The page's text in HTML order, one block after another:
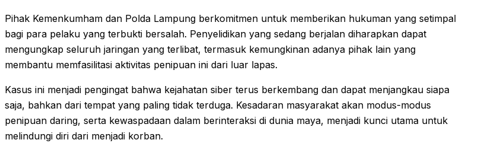
Pihak Kemenkumham dan Polda Lampung berkomitmen untuk memberikan hukuman yang setimpal
bagi para pelaku yang terbukti bersalah. Penyelidikan yang sedang berjalan diharapkan dapat
mengungkap seluruh jaringan yang terlibat, termasuk kemungkinan adanya pihak lain yang
membantu memfasilitasi aktivitas penipuan ini dari luar lapas.
Kasus ini menjadi pengingat bahwa kejahatan siber terus berkembang dan dapat menjangkau siapa
saja, bahkan dari tempat yang paling tidak terduga. Kesadaran masyarakat akan modus-modus
penipuan daring, serta kewaspadaan dalam berinteraksi di dunia maya, menjadi kunci utama untuk
melindungi diri dari menjadi korban.